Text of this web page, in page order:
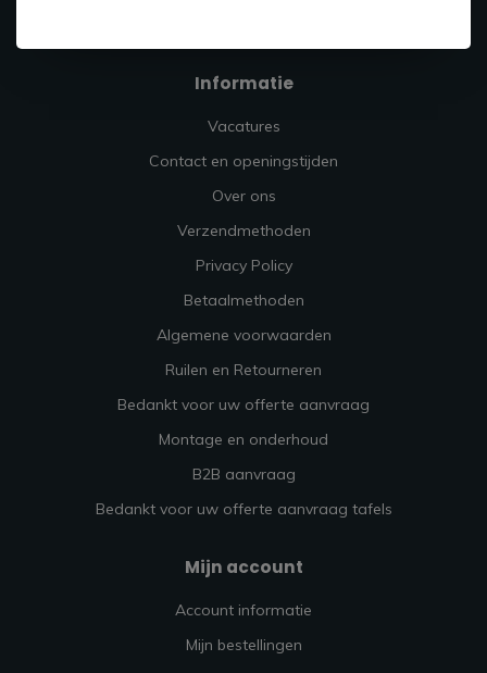
Informatie
Vacatures
Contact en openingstijden
Over ons
Verzendmethoden
Privacy Policy
Betaalmethoden
Algemene voorwaarden
Ruilen en Retourneren
Bedankt voor uw offerte aanvraag
Montage en onderhoud
B2B aanvraag
Bedankt voor uw offerte aanvraag tafels
Mijn account
Account informatie
Mijn bestellingen